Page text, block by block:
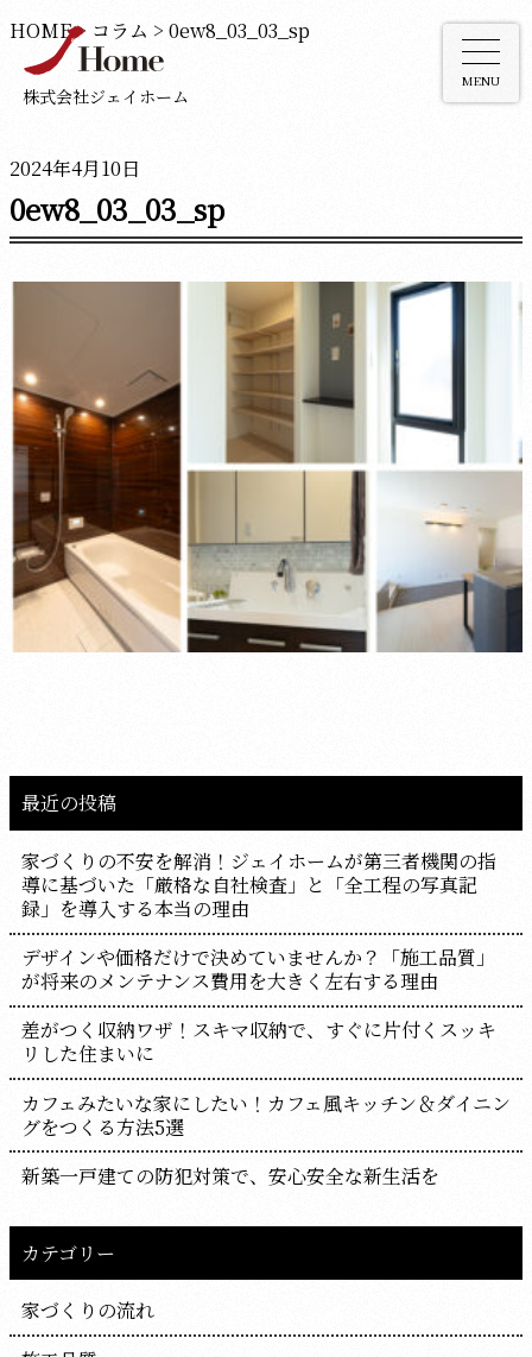
株式会社ジェイホーム
MENU
HOME> コラム > 0ew8_03_03_sp
2024年4月10日
0ew8_03_03_sp
最近の投稿
家づくりの不安を解消！ジェイホームが第三者機関の指
導に基づいた「厳格な自社検査」と「全工程の写真記
録」を導入する本当の理由
デザインや価格だけで決めていませんか？「施工品質」
が将来のメンテナンス費用を大きく左右する理由
差がつく収納ワザ！スキマ収納で、すぐに片付くスッキ
リした住まいに
カフェみたいな家にしたい！カフェ風キッチン＆ダイニン
グをつくる方法5選
新築一戸建ての防犯対策で、安心安全な新生活を
カテゴリー
家づくりの流れ